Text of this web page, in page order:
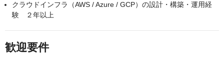
クラウドインフラ（AWS / Azure / GCP）の設計・構築・運用経
験 ２年以上
歓迎要件